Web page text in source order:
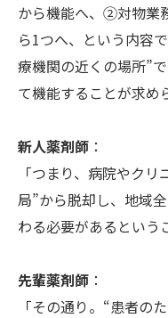
から機能へ、②対物業
ら1つへ、という内容
療機関の近くの場所”
て機能することが求め
新人薬剤師 ：
「つまり、病院やク
局”から脱却し、地域
わる必要があるという
先輩薬剤師 ：
「その通り。“患者の